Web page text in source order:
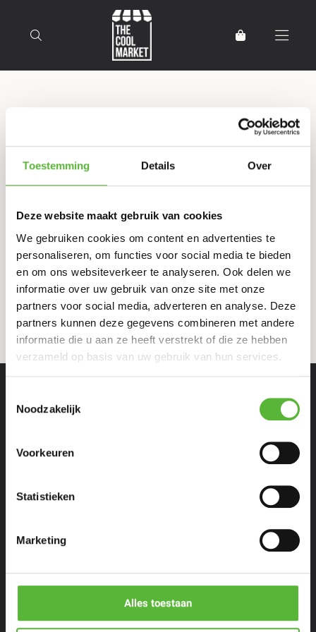
Toestemming Details Over
Deze website maakt gebruik van cookies
We gebruiken cookies om content en advertenties te
personaliseren, om functies voor social media te bieden
en om ons websiteverkeer te analyseren. Ook delen we
informatie over uw gebruik van onze site met onze
partners voor social media, adverteren en analyse. Deze
partners kunnen deze gegevens combineren met andere
informatie die u aan ze heeft verstrekt of die ze hebben
verzameld op basis van uw gebruik van hun services.
Noodzakelijk
Voorkeuren
Statistieken
Marketing
Alles toestaan
Producten getagd met Italie
ORIGINELE LASAGNE BOLOGNESE (1P)
11,95
Eenpersoons maaltijden
Restaurants & Chefs